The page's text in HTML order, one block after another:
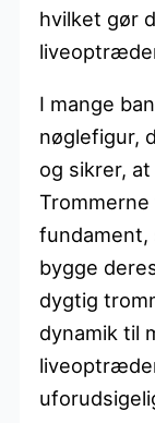
hvilket gør
I mange
nøglefigur,
og sikrer,
fundament,
bygge
dygtig
dynamik til